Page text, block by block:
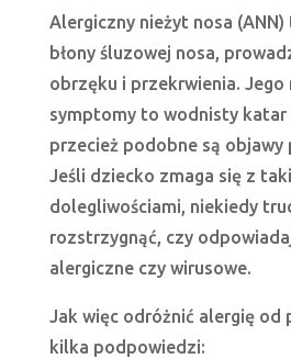
Alergiczny nieżyt nosa
błony śluzowej nosa,
obrzęku i przekrwienia. Jego
symptomy to wodnisty katar
przecież podobne są objawy
Jeśli dziecko zmaga się z
dolegliwościami, niekiedy
rozstrzygnąć, czy
alergiczne czy wirusowe.
Jak więc odróżnić alergię od
kilka podpowiedzi: